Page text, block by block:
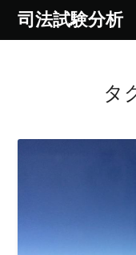
Skip司法試験分析
タ